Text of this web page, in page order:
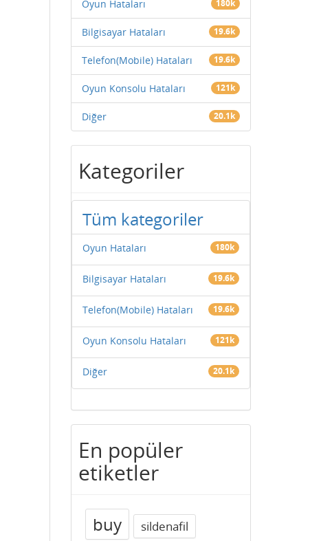
Oyun Hataları 180k
Bilgisayar Hataları 19.6k
Telefon(Mobile) Hataları 19.6k
Oyun Konsolu Hataları 121k
Diğer 20.1k
Kategoriler
Tüm kategoriler
Oyun Hataları 180k
Bilgisayar Hataları 19.6k
Telefon(Mobile) Hataları 19.6k
Oyun Konsolu Hataları 121k
Diğer 20.1k
En popüler
etiketler
buy
sildenafil